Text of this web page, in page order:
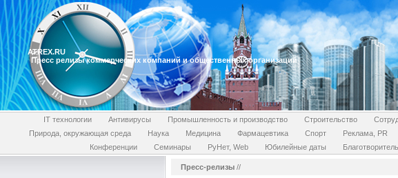
ATREX.RU
Пресс релизы коммерческих компаний и общественных организаций
IT технологии Антивирусы Промышленность и производство Строительство
Природа, окружающая среда
Наука Медицина Фармацевтика Спорт Реклама, PR
Конференции
Семинары РуНет, Web Юбилейные даты
Пресс-релизы //